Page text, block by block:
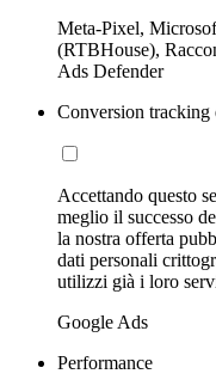
Meta-Pixel,
(RTBHouse),
Ads Defender
Conversion tracking
Accettando questo
meglio il successo
la nostra offerta
dati personali
utilizzi già i loro
Google Ads
Performance